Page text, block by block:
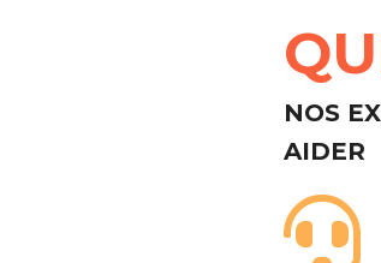
NOS
AIDER